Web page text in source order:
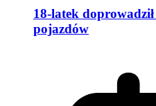
18-latek
pojazdów